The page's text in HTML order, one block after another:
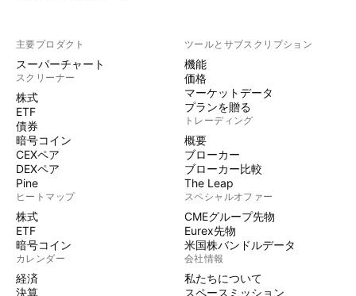
主要プロダクト
スーパーチャート
スクリーナー
株式
ETF
債券
暗号コイン
CEXペア
DEXペア
Pine
ヒートマップ
株式
ETF
暗号コイン
カレンダー
経済
決算
ツールとサブスクリプション
機能
価格
マーケットデータ
プランを贈る
トレーディング
概要
ブローカー
ブローカー比較
The Leap
スペシャルオファー
CMEグループ先物
Eurex先物
米国株バンドルデータ
会社情報
私たちについて
スペースミッション